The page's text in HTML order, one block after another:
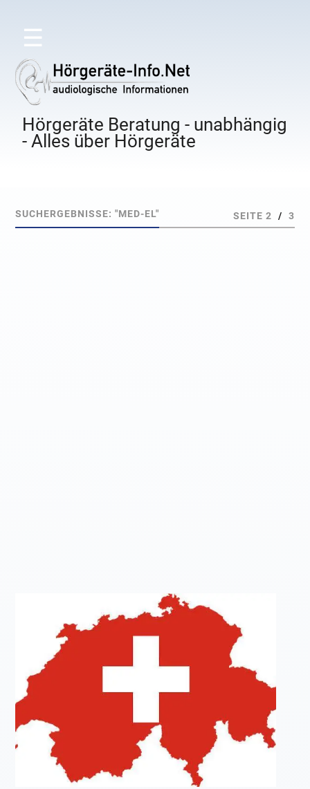
☰
Hörgeräte Beratung - unabhängig
- Alles über Hörgeräte
SUCHERGEBNISSE: "MED-EL" SEITE 2 / 3